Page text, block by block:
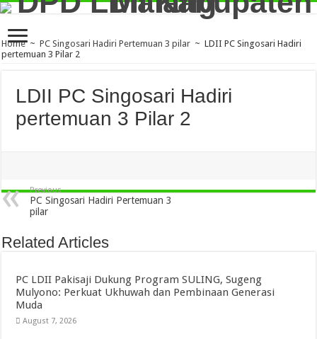
Home ~ PC Singosari Hadiri Pertemuan 3 pilar ~ LDII PC Singosari Hadiri
pertemuan 3 Pilar 2
LDII PC Singosari Hadiri
pertemuan 3 Pilar 2
Previous
PC Singosari Hadiri Pertemuan 3
pilar
Related Articles
PC LDII Pakisaji Dukung Program SULING, Sugeng
Mulyono: Perkuat Ukhuwah dan Pembinaan Generasi
Muda
August 7, 2026